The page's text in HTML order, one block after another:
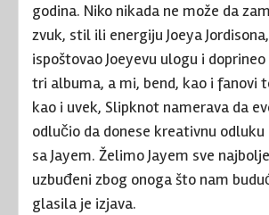
godina. Niko nikada ne može da
zvuk, stil ili energiju Joeya
ispoštovao Joeyevu ulogu i
tri albuma, a mi, bend, kao i fanovi
kao i uvek, Slipknot namerava da
odlučio da donese kreativnu odluku
sa Jayem. Želimo Jayem sve
uzbuđeni zbog onoga što nam
glasila je izjava.